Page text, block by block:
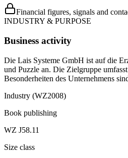
Financial figures, signals and
INDUSTRY & PURPOSE
Business activity
Die Lais Systeme GmbH ist auf die
und Puzzle an. Die Zielgruppe
Besonderheiten des Unternehmens
Industry (WZ2008)
Book publishing
WZ J58.11
Size class